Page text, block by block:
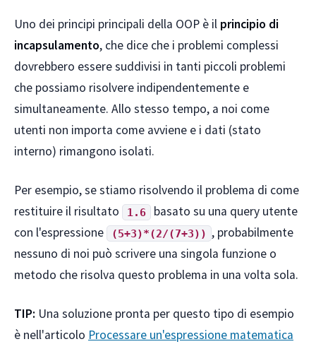
Uno dei principi principali della OOP è il principio di
incapsulamento, che dice che i problemi complessi
dovrebbero essere suddivisi in tanti piccoli problemi
che possiamo risolvere indipendentemente e
simultaneamente. Allo stesso tempo, a noi come
utenti non importa come avviene e i dati (stato
interno) rimangono isolati.
Per esempio, se stiamo risolvendo il problema di come
restituire il risultato
1.6
basato su una query utente
con l'espressione
(5+3)*(2/(7+3)) , probabilmente
nessuno di noi può scrivere una singola funzione o
metodo che risolva questo problema in una volta sola.
TIP: Una soluzione pronta per questo tipo di esempio
è nell'articolo Processare un'espressione matematica